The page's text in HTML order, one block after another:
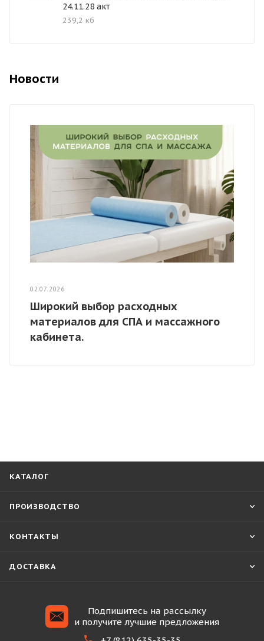
24.11.28 акт
239,2 кб
Новости
02.07.2026
Широкий выбор расходных
материалов для СПА и массажного
кабинета.
КАТАЛОГ
ПРОИЗВОДСТВО
КОНТАКТЫ
ДОСТАВКА
Подпишитесь на рассылку
и получите лучшие предложения